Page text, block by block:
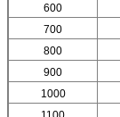
600
700
800
900
1000